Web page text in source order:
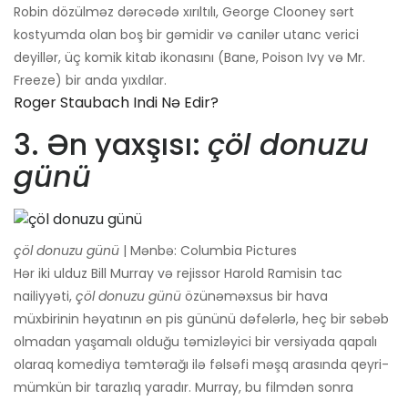
Robin dözülməz dərəcədə xırıltılı, George Clooney sərt
kostyumda olan boş bir gəmidir və canilər utanc verici
deyillər, üç komik kitab ikonasını (Bane, Poison Ivy və Mr.
Freeze) bir anda yıxdılar.
Roger Staubach Indi Nə Edir?
3. Ən yaxşısı: çöl donuzu
günü
çöl donuzu günü | Mənbə: Columbia Pictures
Hər iki ulduz Bill Murray və rejissor Harold Ramisin tac
nailiyyəti, çöl donuzu günü özünəməxsus bir hava
müxbirinin həyatının ən pis gününü dəfələrlə, heç bir səbəb
olmadan yaşamalı olduğu təmizləyici bir versiyada qapalı
olaraq komediya təmtərağı ilə fəlsəfi məşq arasında qeyri-
mümkün bir tarazlıq yaradır. Murray, bu filmdən sonra